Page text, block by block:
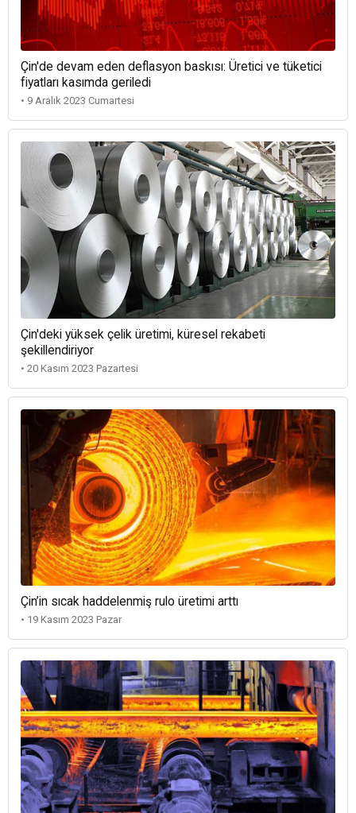
Çin'de devam eden deflasyon baskısı: Üretici ve tüketici
fiyatları kasımda geriledi
• 9 Aralık 2023 Cumartesi
Çin'deki yüksek çelik üretimi, küresel rekabeti
şekillendiriyor
• 20 Kasım 2023 Pazartesi
Çin’in sıcak haddelenmiş rulo üretimi arttı
• 19 Kasım 2023 Pazar